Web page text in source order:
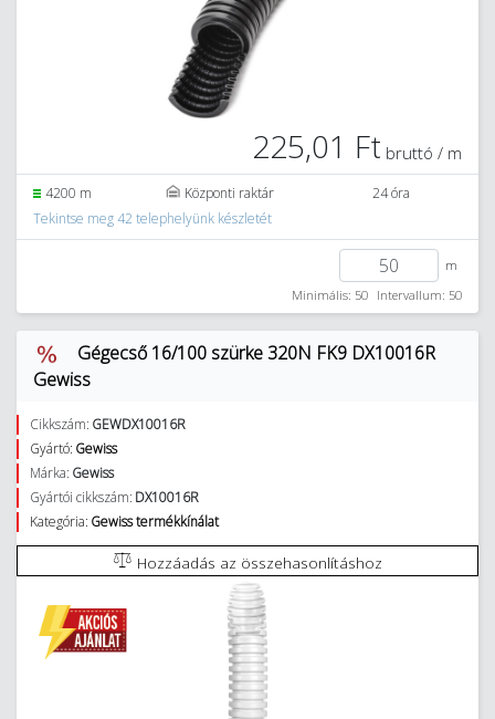
225,01 Ft bruttó / m
4200 m Központi raktár
24 óra
Tekintse meg 42 telephelyünk készletét
m
Minimális: 50 Intervallum: 50
Gégecső 16/100 szürke 320N FK9 DX10016R
Gewiss
Cikkszám: GEWDX10016R
Gyártó: Gewiss
Márka: Gewiss
Gyártói cikkszám: DX10016R
Kategória: Gewiss termékkínálat
Hozzáadás az összehasonlításhoz